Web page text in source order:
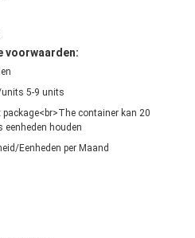
voorwaarden:
5-9 units
package<br>The container kan 20
eenheden houden
Eenheden per Maand